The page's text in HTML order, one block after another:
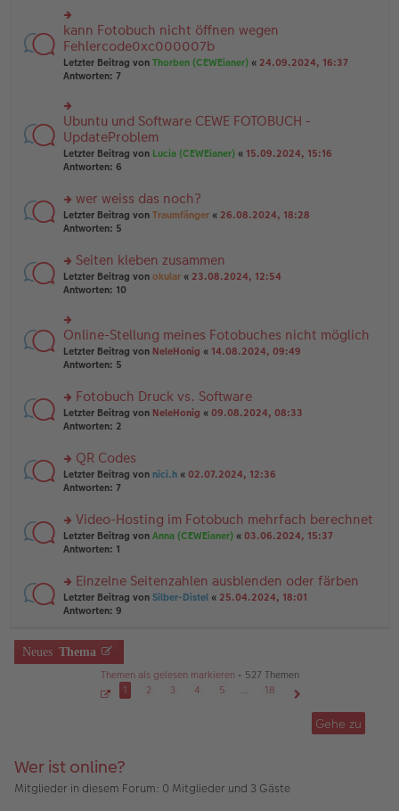
g
er
B
ei
tr
a
g
el
es
e
n
er
tr
a
g
rs
te
r
u
n
el
es
e
n
er
tr
a
g
kann Fotobuch nicht öffnen wegen
Fehlercode0xc000007b
Letzter Beitrag von Thorben (CEWEianer) « 24.09.2024, 16:37
Antworten: 7
rs
te
r
u
n
el
es
e
B
ei
tr
g
Ubuntu und Software CEWE FOTOBUCH -
UpdateProblem
Letzter Beitrag von Lucia (CEWEianer) « 15.09.2024, 15:16
Antworten: 6
rs
te
n
g
el
e
n
er
B
a
g
wer weiss das noch?
Letzter Beitrag von Traumfänger « 26.08.2024, 18:28
Antworten: 5
rs
te
u
n
g
el
es
n
er
B
a
g
Seiten kleben zusammen
Letzter Beitrag von okular « 23.08.2024, 12:54
Antworten: 10
rs
te
r
g
el
es
n
er
B
ei
a
g
Online-Stellung meines Fotobuches nicht möglich
Letzter Beitrag von NeleHonig « 14.08.2024, 09:49
Antworten: 5
rs
te
n
g
el
e
n
er
tr
a
g
Fotobuch Druck vs. Software
Letzter Beitrag von NeleHonig « 09.08.2024, 08:33
Antworten: 2
rs
te
n
g
el
e
n
er
tr
a
QR Codes
Letzter Beitrag von nici.h « 02.07.2024, 12:36
Antworten: 7
rs
te
n
g
el
e
n
er
Video-Hosting im Fotobuch mehrfach berechnet
Letzter Beitrag von Anna (CEWEianer) « 03.06.2024, 15:37
Antworten: 1
rs
te
n
g
tr
a
g
Einzelne Seitenzahlen ausblenden oder färben
Letzter Beitrag von Silber-Distel « 25.04.2024, 18:01
Antworten: 9
Neues Thema
Themen als gelesen markieren• 527 Themen
v
o
n
1
1 2 3 4 5 …
18
Gehe zu
Wer ist online?
Mitglieder in diesem Forum: 0 Mitglieder und 3 Gäste